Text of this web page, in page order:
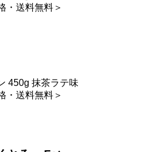
・送料無料＞
450g 抹茶ラテ味
・送料無料＞